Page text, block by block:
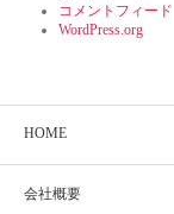
コメントフィード
WordPress.org
HOME
会社概要